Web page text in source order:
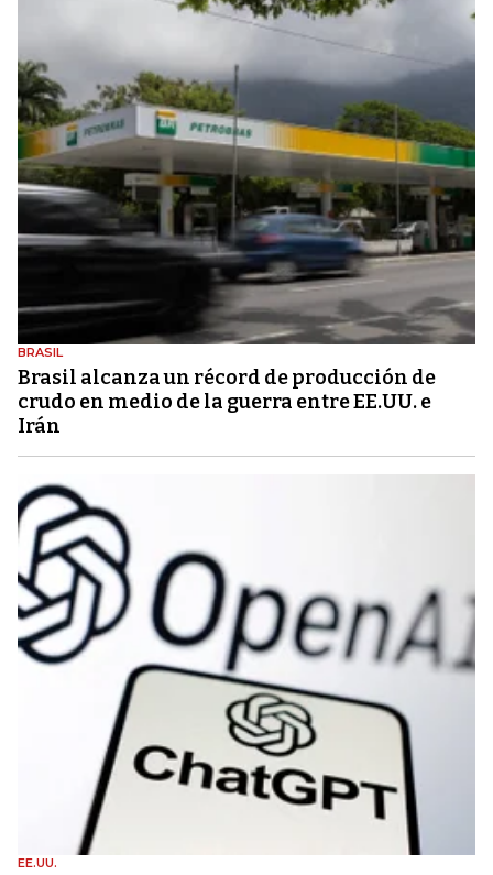
BRASIL
Brasil alcanza un récord de producción de
crudo en medio de la guerra entre EE.UU. e
Irán
EE.UU.